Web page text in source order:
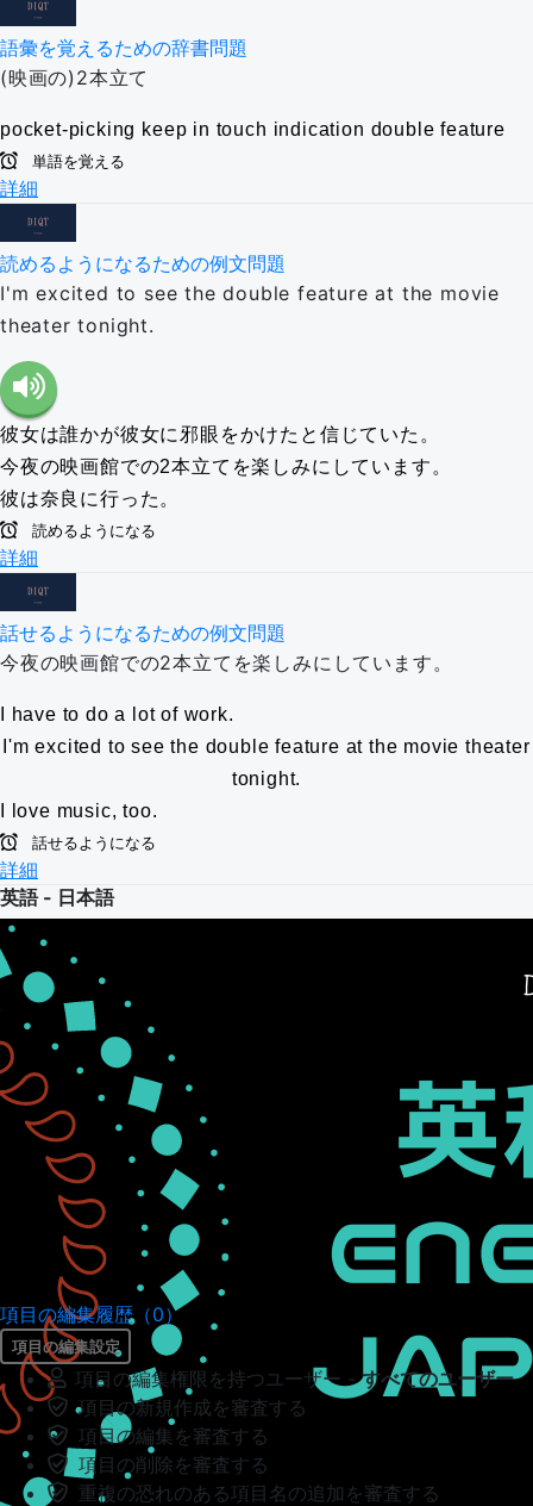
語彙を覚えるための辞書問題
(映画の)2本立て
pocket-picking keep in touch indication double feature
単語を覚える
詳細
読めるようになるための例文問題
I'm excited to see the double feature at the movie
theater tonight.
彼女は誰かが彼女に邪眼をかけたと信じていた。
今夜の映画館での2本立てを楽しみにしています。
彼は奈良に行った。
読めるようになる
詳細
話せるようになるための例文問題
今夜の映画館での2本立てを楽しみにしています。
I have to do a lot of work.
I'm excited to see the double feature at the movie theater
tonight.
I love music, too.
話せるようになる
詳細
英語 - 日本語
項目の編集履歴（0）
項目の編集設定
項目の編集権限を持つユーザー -すべてのユーザー
項目の新規作成を審査する
項目の編集を審査する
項目の削除を審査する
重複の恐れのある項目名の追加を審査する